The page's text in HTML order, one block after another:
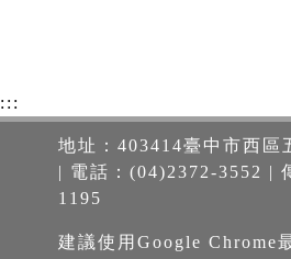
:::
地址：403414臺中市西區
| 電話：(04)2372-3552 |
1195
建議使用Google Chrome